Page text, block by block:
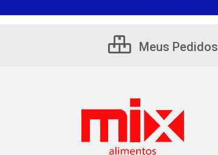
Meus Pedidos